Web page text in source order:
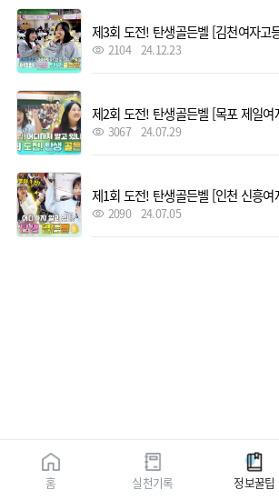
제3회 도전! 탄생골든벨 [김천여자고
2104 24.12.23
제2회 도전! 탄생골든벨 [목포 제일여
3067 24.07.29
제1회 도전! 탄생골든벨 [인천 신흥여
2090 24.07.05
홈 실천기록 정보꿀팁